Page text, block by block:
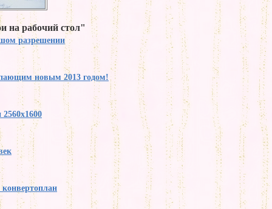
на рабочий стол"
разрешении
новым 2013 годом!